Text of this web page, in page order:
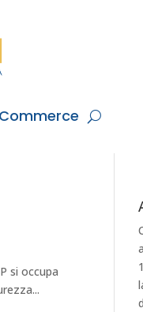
si occupa